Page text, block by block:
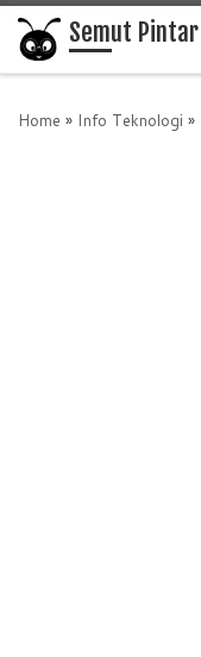
Skip to content
Semut Pintar
Home » Info Teknologi »